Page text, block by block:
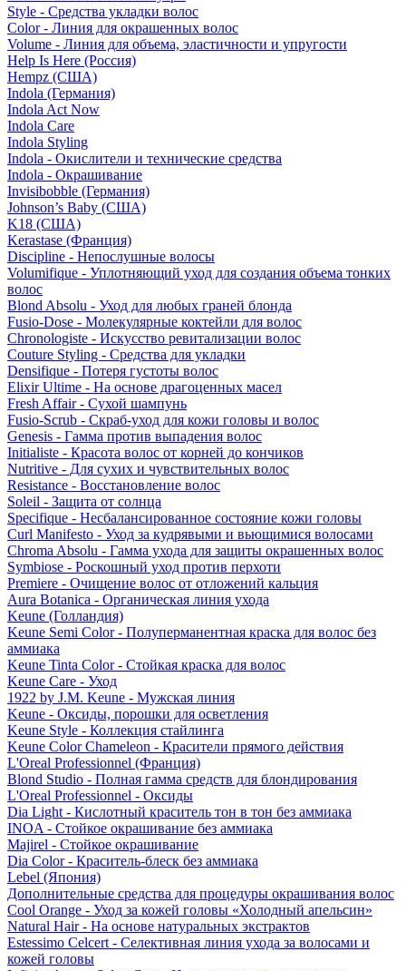
Style - Средства укладки волос
Color - Линия для окрашенных волос
Volume - Линия для объема, эластичности и упругости
Help Is Here (Россия)
Hempz (США)
Indola (Германия)
Indola Act Now
Indola Care
Indola Styling
Indola - Окислители и технические средства
Indola - Окрашивание
Invisibobble (Германия)
Johnson’s Baby (США)
K18 (США)
Kerastase (Франция)
Discipline - Непослушные волосы
Volumifique - Уплотняющий уход для создания объема тонких
волос
Blond Absolu - Уход для любых граней блонда
Fusio-Dose - Молекулярные коктейли для волос
Chronologiste - Искусство ревитализации волос
Couture Styling - Средства для укладки
Densifique - Потеря густоты волос
Elixir Ultime - На основе драгоценных масел
Fresh Affair - Сухой шампунь
Fusio-Scrub - Скраб-уход для кожи головы и волос
Genesis - Гамма против выпадения волос
Initialiste - Красота волос от корней до кончиков
Nutritive - Для сухих и чувствительных волос
Resistance - Восстановление волос
Soleil - Защита от солнца
Specifique - Несбалансированное состояние кожи головы
Curl Manifesto - Уход за кудрявыми и вьющимися волосами
Chroma Absolu - Гамма ухода для защиты окрашенных волос
Symbiose - Роскошный уход против перхоти
Premiere - Очищение волос от отложений кальция
Aura Botanica - Органическая линия ухода
Keune (Голландия)
Keune Semi Color - Полуперманентная краска для волос без
аммиака
Keune Tinta Color - Стойкая краска для волос
Keune Care - Уход
1922 by J.M. Keune - Мужская линия
Keune - Оксиды, порошки для осветления
Keune Style - Коллекция стайлинга
Keune Color Chameleon - Красители прямого действия
L'Oreal Professionnel (Франция)
Blond Studio - Полная гамма средств для блондирования
L'Oreal Professionnel - Оксиды
Dia Light - Кислотный краситель тон в тон без аммиака
INOA - Стойкое окрашивание без аммиака
Majirel - Стойкое окрашивание
Dia Color - Краситель-блеск без аммиака
Lebel (Япония)
Дополнительные средства для процедуры окрашивания волос
Cool Orange - Уход за кожей головы «Холодный апельсин»
Natural Hair - На основе натуральных экстрактов
Estessimo Celcert - Селективная линия ухода за волосами и
кожей головы